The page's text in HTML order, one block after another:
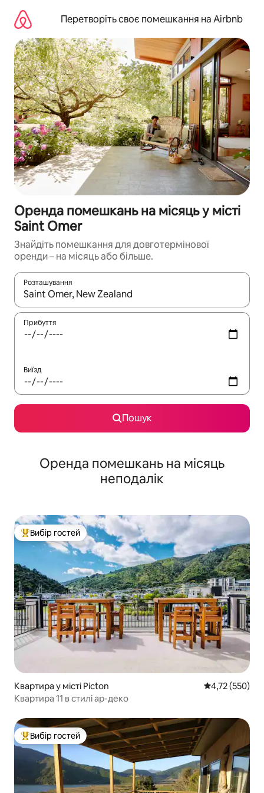
вмісту
Перетворіть своє помешкання на Airbnb
Оренда помешкань на місяць у місті
Saint Omer
Знайдіть помешкання для довготермінової
оренди – на місяць або більше.
Розташування
Отримавши результати пошуку, використовуйте для
Прибуття
Виїзд
Пошук
Оренда помешкань на місяць
неподалік
Топ вибір гостей
Вибір гостей
Квартира у місті Picton Середня
4,72 (550)
Квартира 11 в стилі ар-деко
Топ вибір гостей
Вибір гостей